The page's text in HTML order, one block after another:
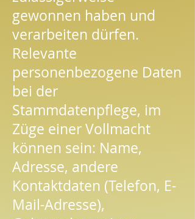
gewonnen haben und
verarbeiten dürfen.
Relevante
personenbezogene Daten
bei der
Stammdatenpflege, im
Züge einer Vollmacht
können sein: Name,
Adresse, andere
Kontaktdaten (Telefon, E-
Mail-Adresse),